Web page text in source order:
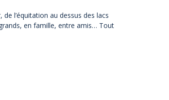
, de l’équitation au dessus des lacs
en famille, entre amis… Tout